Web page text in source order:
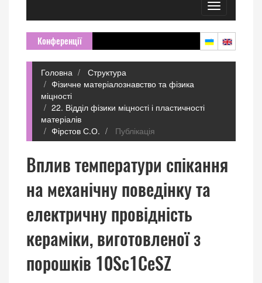
Toggle
navigation
Конференції
Головна
Структура
Фізичне матеріалознавство та фізика
міцності
22. Відділ фізики міцності і пластичності
матеріалів
Фірстов С.О.
Публікація
Вплив температури спікання
на механічну поведінку та
електричну провідність
кераміки, виготовленої з
порошків 10Sc1CeSZ